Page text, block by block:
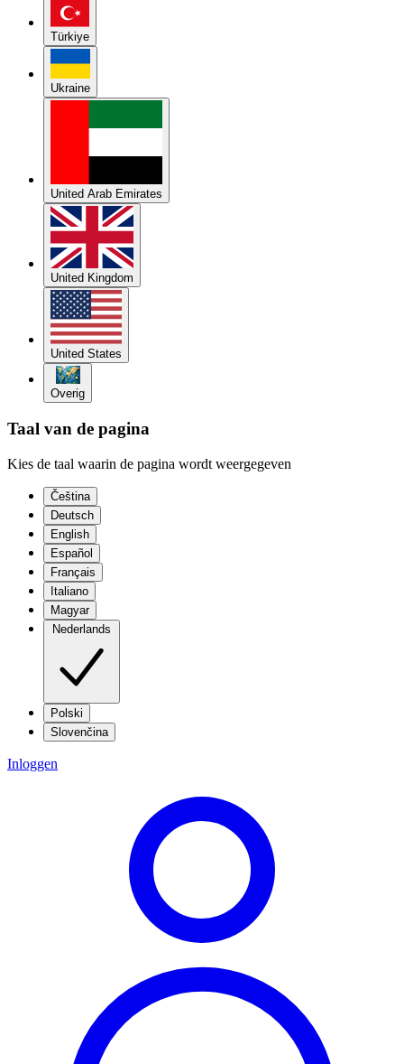
Türkiye
Ukraine
United Arab Emirates
United Kingdom
United States
Overig
Taal van de pagina
Kies de taal waarin de pagina wordt weergegeven
Čeština
Deutsch
English
Español
Français
Italiano
Magyar
Nederlands
Polski
Slovenčina
Inloggen